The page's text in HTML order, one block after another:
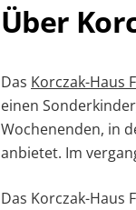
Über
Das Korczak-Haus
einen
Wochenenden, in
anbietet. Im
Das Korczak-Haus